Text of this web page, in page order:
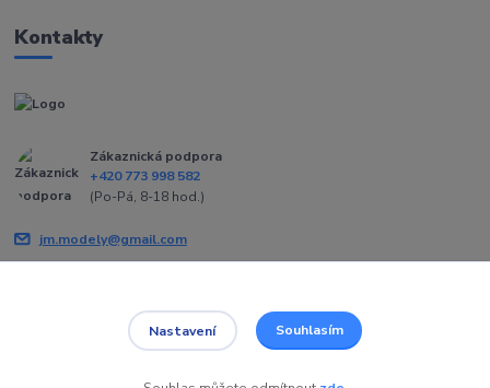
Kontakty
Zákaznická podpora
+420 773 998 582
(Po-Pá, 8-18 hod.)
jm.modely@gmail.com
Nastavení Souhlasím